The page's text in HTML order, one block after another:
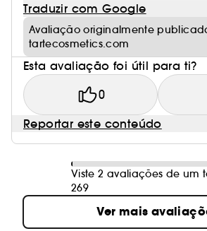
Traduzir com Google
Avaliação originalmente
tartecosmetics.com
Esta avaliação foi útil para ti?
0
Reportar este conteúdo
Viste 2 avaliações de um
269
Ver mais